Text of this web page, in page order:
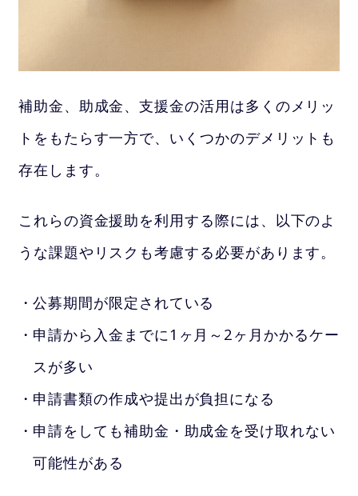
補助金、助成金、支援金の活用は多くのメリッ
トをもたらす一方で、いくつかのデメリットも
存在します。
これらの資金援助を利用する際には、以下のよ
うな課題やリスクも考慮する必要があります。
公募期間が限定されている
申請から入金までに1ヶ月～2ヶ月かかるケー
スが多い
申請書類の作成や提出が負担になる
申請をしても補助金・助成金を受け取れない
可能性がある